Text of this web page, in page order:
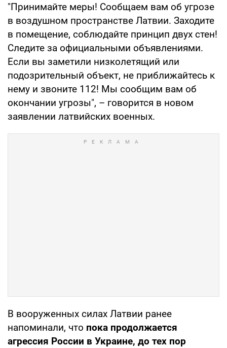
"Принимайте меры! Сообщаем вам об угрозе
в воздушном пространстве Латвии. Заходите
в помещение, соблюдайте принцип двух стен!
Следите за официальными объявлениями.
Если вы заметили низколетящий или
подозрительный объект, не приближайтесь к
нему и звоните 112! Мы сообщим вам об
окончании угрозы", – говорится в новом
заявлении латвийских военных.
В вооруженных силах Латвии ранее
напоминали, что пока продолжается
агрессия России в Украине, до тех пор